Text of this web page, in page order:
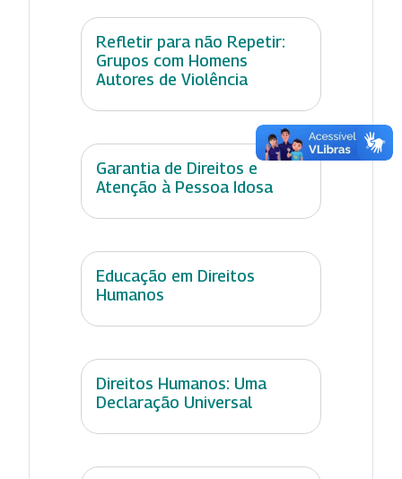
Refletir para não Repetir:
Grupos com Homens
Autores de Violência
Garantia de Direitos e
Atenção à Pessoa Idosa
Educação em Direitos
Humanos
Direitos Humanos: Uma
Declaração Universal